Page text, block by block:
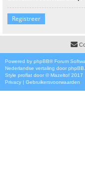
Registreer
Powered by phpBB® Forum
Nederlandse vertaling door
Style proflat door ©Mazeltof 2017
Privacy | Gebruikersvoorwaarden